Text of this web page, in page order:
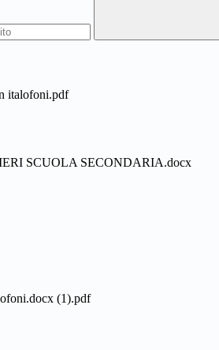
italofoni.pdf
SCUOLA SECONDARIA.docx
(1).pdf